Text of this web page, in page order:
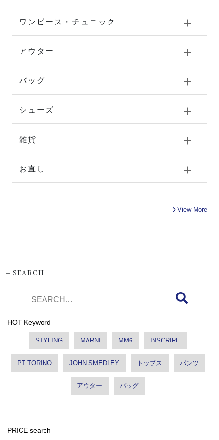
ワンピース・チュニック
アウター
バッグ
シューズ
雑貨
お直し
View More
-SEARCH
HOT Keyword
STYLING MARNI MM6 INSCRIRE
PT TORINO JOHN SMEDLEY トップス パンツ
アウター バッグ
PRICE search